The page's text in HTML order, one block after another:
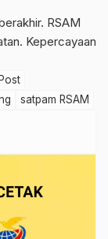
RSAM
Kepercayaan
satpam RSAM